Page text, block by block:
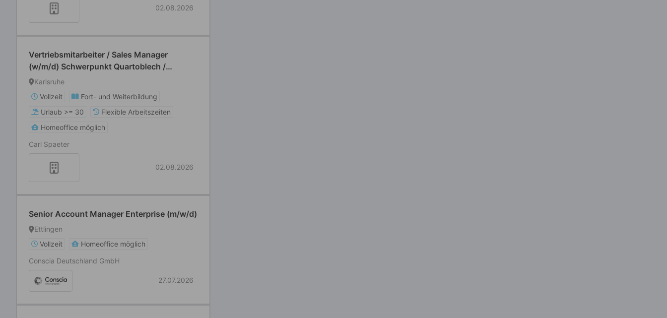
02.08.2026
Vertriebsmitarbeiter / Sales Manager
(w/m/d) Schwerpunkt Quartoblech /
Flachprodukte
Karlsruhe
Vollzeit
Fort- und Weiterbildung
Urlaub >= 30
Flexible Arbeitszeiten
Homeoffice möglich
Carl Spaeter
02.08.2026
Senior Account Manager Enterprise (m/w/d)
Ettlingen
Vollzeit
Homeoffice möglich
Conscia Deutschland GmbH
27.07.2026